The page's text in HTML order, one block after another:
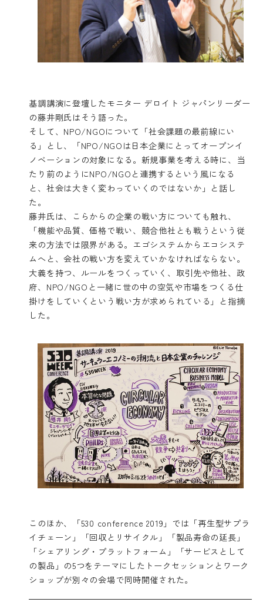
基調講演に登壇したモニター デロイト ジャパンリーダー
の藤井剛氏はそう語った。
そして、NPO/NGOについて「社会課題の最前線にい
る」とし、「NPO/NGOは日本企業にとってオープンイ
ノベーションの対象になる。新規事業を考える時に、当
たり前のようにNPO/NGOと連携するという風になる
と、社会は大きく変わっていくのではないか」と話し
た。
藤井氏は、こらからの企業の戦い方についても触れ、
「機能や品質、価格で戦い、競合他社とも戦うという従
来の方法では限界がある。エゴシステムからエコシステ
ムへと、会社の戦い方を変えていかなければならない。
大義を持つ、ルールをつくっていく、取引先や他社、政
府、NPO/NGOと一緒に世の中の空気や市場をつくる仕
掛けをしていくという戦い方が求められている」と指摘
した。
このほか、「530 conference 2019」では「再生型サプラ
イチェーン」「回収とリサイクル」「製品寿命の延長」
「シェアリング・プラットフォーム」「サービスとして
の製品」の5つをテーマにしたトークセッションとワーク
ショップが別々の会場で同時開催された。